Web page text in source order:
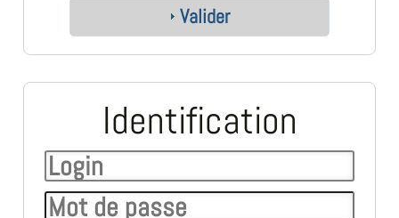
Valider
Identification